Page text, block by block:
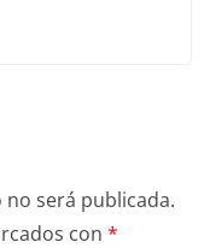
será publicada.
con *